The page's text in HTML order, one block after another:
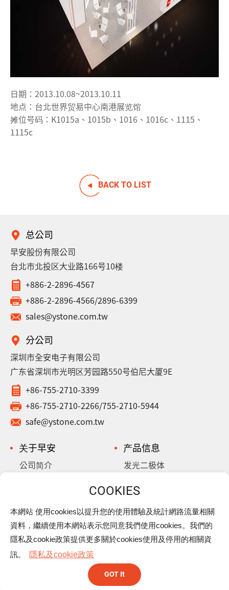
本網站 使用cookies以提升您的使用體驗及統計網路流量相關
資料，繼續使用本網站表示您同意我們使用cookies。我們的
隱私及cookie政策提供更多關於cookies使用及停用的相關資
訊。
隱私及cookie政策
GOT It
日期：2013.10.08~2013.10.11
地点：台北世界贸易中心南港展览馆
摊位号码：K1015a、1015b、1016、1016c、1115、
1115c
BACK TO LIST
总公司
早安股份有限公司
台北市北投区大业路166号10楼
+886-2-2896-4567
+886-2-2896-4566/2896-6399
sales@ystone.com.tw
分公司
深圳市全安电子有限公司
广东省深圳市光明区芳园路550号伯尼大厦9E
+86-755-2710-3399
+86-755-2710-2266/755-2710-5944
safe@ystone.com.tw
关于早安
公司简介
产品信息
发光二极体
超/金电容
最新消息
下载专区
联系我们
乐活早安
隐私权政策
Copyright © Yellow Stone Corp. 网页设计